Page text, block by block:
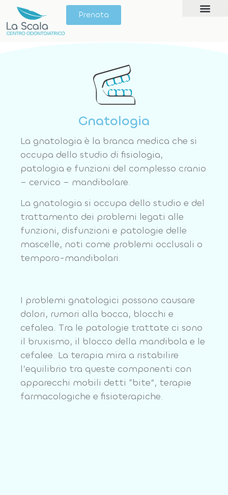
Prenota
Gnatologia
La gnatologia è la branca medica che si
occupa dello studio di fisiologia,
patologia e funzioni del complesso cranio
– cervico – mandibolare.
La gnatologia si occupa dello studio e del
trattamento dei problemi legati alle
funzioni, disfunzioni e patologie delle
mascelle, noti come problemi occlusali o
temporo-mandibolari.
I problemi gnatologici possono causare
dolori, rumori alla bocca, blocchi e
cefalea. Tra le patologie trattate ci sono
il bruxismo, il blocco della mandibola e le
cefalee. La terapia mira a ristabilire
l’equilibrio tra queste componenti con
apparecchi mobili detti “bite”, terapie
farmacologiche e fisioterapiche.